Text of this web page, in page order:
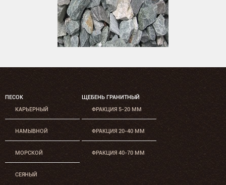
ПЕСОК
КАРЬЕРНЫЙ
НАМЫВНОЙ
МОРСКОЙ
СЕЯНЫЙ
ЩЕБЕНЬ ГРАНИТНЫЙ
ФРАКЦИЯ 5-20 ММ
ФРАКЦИЯ 20-40 ММ
ФРАКЦИЯ 40-70 ММ